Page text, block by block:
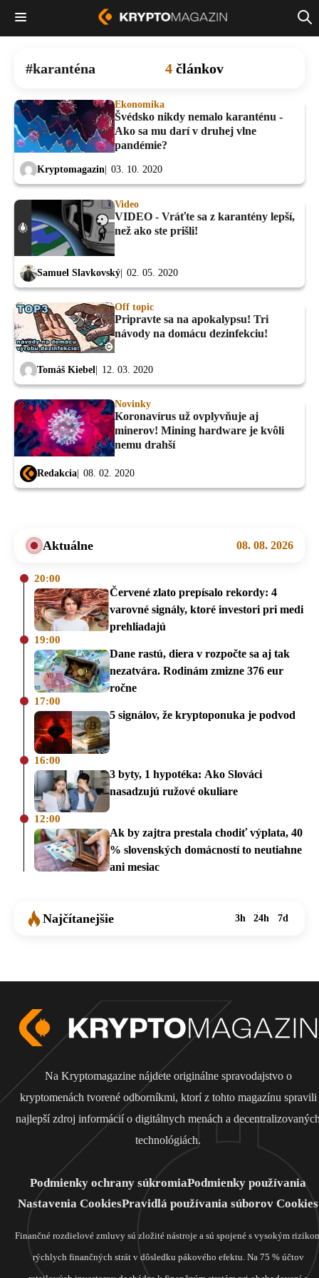
karanténa 4 článkov
Ekonomika
Švédsko nikdy nemalo karanténu -
Ako sa mu darí v druhej vlne
pandémie?
Kryptomagazin 03. 10. 2020
Video
VIDEO - Vráťte sa z karantény lepší,
než ako ste prišli!
Samuel Slavkovský 02. 05. 2020
Off topic
Pripravte sa na apokalypsu! Tri
návody na domácu dezinfekciu!
Tomáš Kiebel 12. 03. 2020
Novinky
Koronavírus už ovplyvňuje aj
minerov! Mining hardware je kvôli
nemu drahší
Redakcia 08. 02. 2020
Aktuálne 08. 08. 2026
20:00
Červené zlato prepísalo rekordy: 4
varovné signály, ktoré investori pri medi
prehliadajú
19:00
Dane rastú, diera v rozpočte sa aj tak
nezatvára. Rodinám zmizne 376 eur
ročne
17:00
5 signálov, že kryptoponuka je podvod
16:00
3 byty, 1 hypotéka: Ako Slováci
nasadzujú ružové okuliare
12:00
Ak by zajtra prestala chodiť výplata, 40
% slovenských domácností to neutiahne
ani mesiac
Najčítanejšie 3h 24h 7d
Na Kryptomagazine nájdete originálne spravodajstvo o
kryptomenách tvorené odborníkmi, ktorí z tohto magazínu spravili
najlepší zdroj informácií o digitálnych menách a
technológiách.
Podmienky ochrany súkromiaPodmienky používania
Nastavenia CookiesPravidlá používania súborov Cookies
Finančné rozdielové zmluvy sú zložité nástroje a sú spojené s vysokým
rýchlych finančných strát v dôsledku pákového efektu. Na 75 % účtov